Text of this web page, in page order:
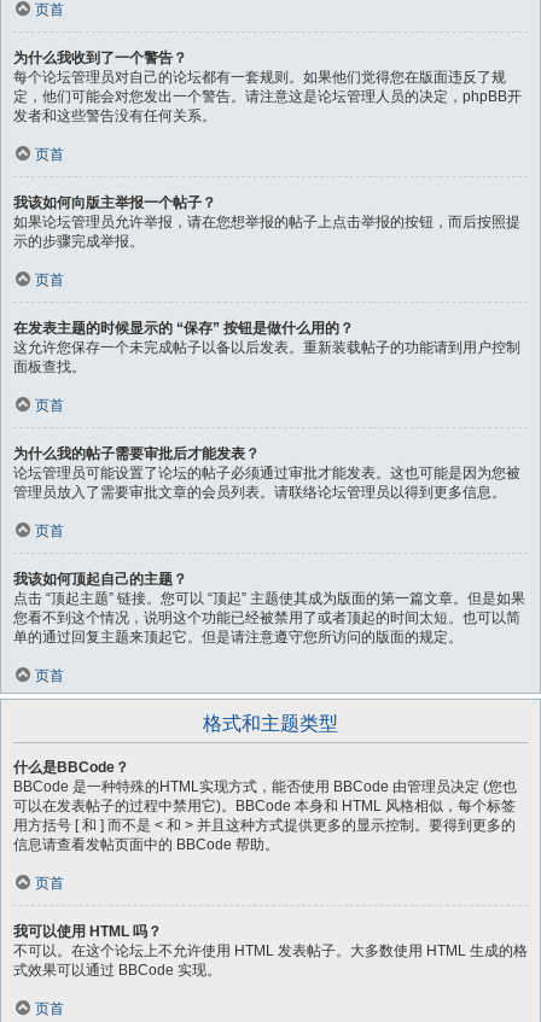
页首
为什么我收到了一个警告？
每个论坛管理员对自己的论坛都有一套规则。如果他们觉得您在版面违反了规
定，他们可能会对您发出一个警告。请注意这是论坛管理人员的决定，phpBB开
发者和这些警告没有任何关系。
页首
我该如何向版主举报一个帖子？
如果论坛管理员允许举报，请在您想举报的帖子上点击举报的按钮，而后按照提
示的步骤完成举报。
页首
在发表主题的时候显示的 “保存” 按钮是做什么用的？
这允许您保存一个未完成帖子以备以后发表。重新装载帖子的功能请到用户控制
面板查找。
页首
为什么我的帖子需要审批后才能发表？
论坛管理员可能设置了论坛的帖子必须通过审批才能发表。这也可能是因为您被
管理员放入了需要审批文章的会员列表。请联络论坛管理员以得到更多信息。
页首
我该如何顶起自己的主题？
点击 “顶起主题” 链接。您可以 “顶起” 主题使其成为版面的第一篇文章。但是如果
您看不到这个情况，说明这个功能已经被禁用了或者顶起的时间太短。也可以简
单的通过回复主题来顶起它。但是请注意遵守您所访问的版面的规定。
页首
格式和主题类型
什么是BBCode？
BBCode 是一种特殊的HTML实现方式，能否使用 BBCode 由管理员决定 (您也
可以在发表帖子的过程中禁用它)。BBCode 本身和 HTML 风格相似，每个标签
用方括号 [ 和 ] 而不是 < 和 > 并且这种方式提供更多的显示控制。要得到更多的
信息请查看发帖页面中的 BBCode 帮助。
页首
我可以使用 HTML 吗？
不可以。在这个论坛上不允许使用 HTML 发表帖子。大多数使用 HTML 生成的格
式效果可以通过 BBCode 实现。
页首